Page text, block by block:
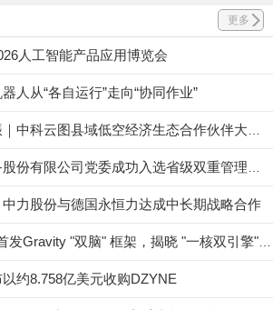
更多
人工智能产品应用博览会
人从“各自运行”走向“协同作业”
力股份与德国永恒力达成中长期战略合作
约8.758亿美元收购DZYNE